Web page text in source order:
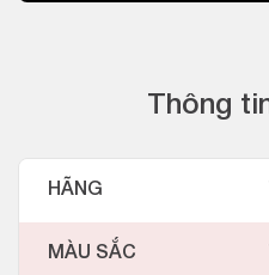
Thông
HÃNG
MÀU SẮC